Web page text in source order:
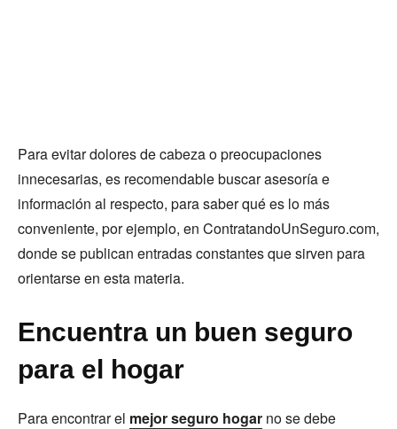
Para evitar dolores de cabeza o preocupaciones
innecesarias, es recomendable buscar asesoría e
información al respecto, para saber qué es lo más
conveniente, por ejemplo, en ContratandoUnSeguro.com,
donde se publican entradas constantes que sirven para
orientarse en esta materia.
Encuentra un buen seguro
para el hogar
Para encontrar el mejor seguro hogar no se debe